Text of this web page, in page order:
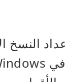
النسخ